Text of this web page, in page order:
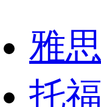
雅思
托福